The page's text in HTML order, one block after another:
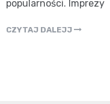
popularności. Imprezy
CZYTAJ DALEJJ